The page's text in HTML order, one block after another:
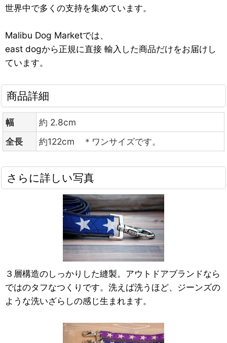
世界中で多くの支持を集めています。
Malibu Dog Marketでは、
east dogから正規に直接 輸入した商品だけをお届けし
ています。
商品詳細
幅
約 2.8cm
全長
約122cm ＊ワンサイズです。
さらに詳しい写真
３層構造のしっかりした縫製。アウトドアブランドなら
ではのタフなつくりです。洗えば洗うほど、ジーンズの
ような洗いざらしの感じ生まれます。